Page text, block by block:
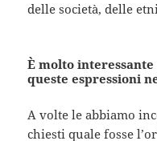
delle società, delle
È molto
queste espressioni
A volte le abbiamo
chiesti quale fosse